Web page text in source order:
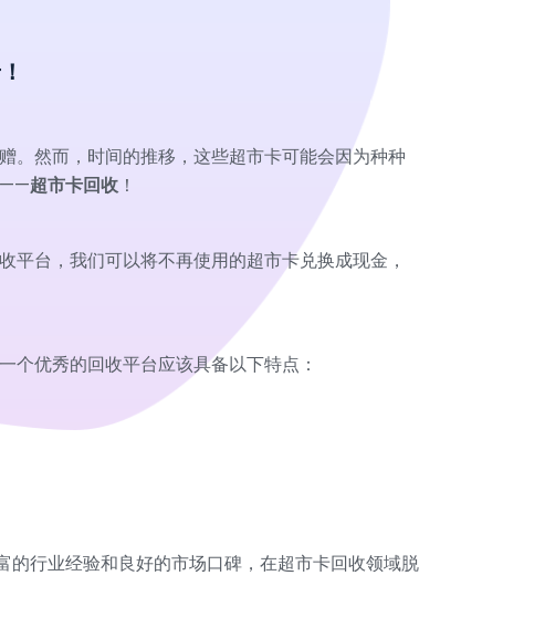
。然而，时间的推移，这些超市卡可能会因为种种
——超市卡回收！
台，我们可以将不再使用的超市卡兑换成现金，
优秀的回收平台应该具备以下特点：
行业经验和良好的市场口碑，在超市卡回收领域脱